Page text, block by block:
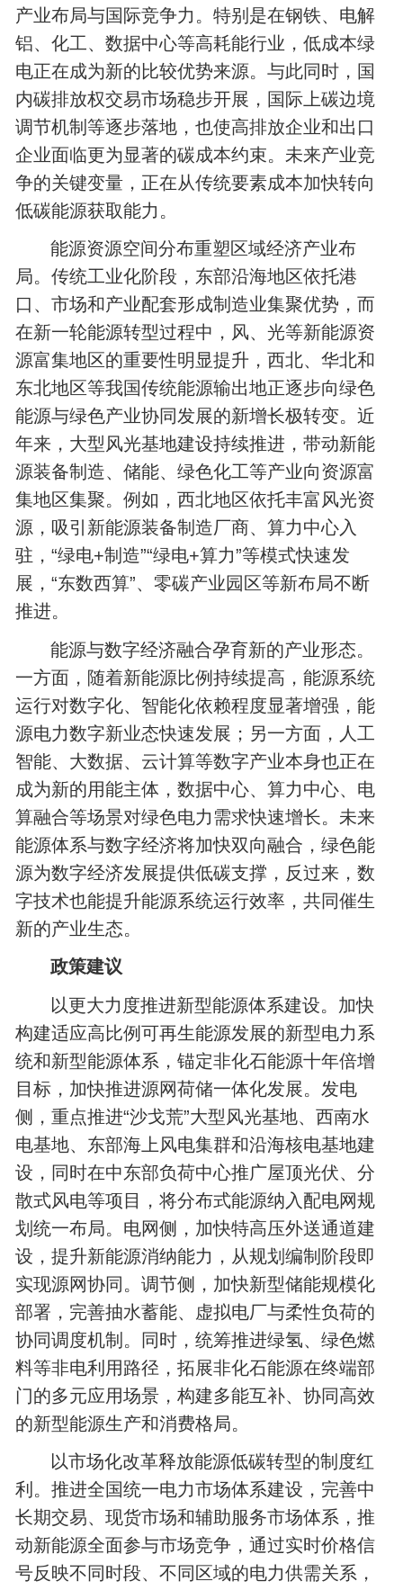
产业布局与国际竞争力。特别是在钢铁、电解
铝、化工、数据中心等高耗能行业，低成本绿
电正在成为新的比较优势来源。与此同时，国
内碳排放权交易市场稳步开展，国际上碳边境
调节机制等逐步落地，也使高排放企业和出口
企业面临更为显著的碳成本约束。未来产业竞
争的关键变量，正在从传统要素成本加快转向
低碳能源获取能力。
能源资源空间分布重塑区域经济产业布
局。传统工业化阶段，东部沿海地区依托港
口、市场和产业配套形成制造业集聚优势，而
在新一轮能源转型过程中，风、光等新能源资
源富集地区的重要性明显提升，西北、华北和
东北地区等我国传统能源输出地正逐步向绿色
能源与绿色产业协同发展的新增长极转变。近
年来，大型风光基地建设持续推进，带动新能
源装备制造、储能、绿色化工等产业向资源富
集地区集聚。例如，西北地区依托丰富风光资
源，吸引新能源装备制造厂商、算力中心入
驻，“绿电+制造”“绿电+算力”等模式快速发
展，“东数西算”、零碳产业园区等新布局不断
推进。
能源与数字经济融合孕育新的产业形态。
一方面，随着新能源比例持续提高，能源系统
运行对数字化、智能化依赖程度显著增强，能
源电力数字新业态快速发展；另一方面，人工
智能、大数据、云计算等数字产业本身也正在
成为新的用能主体，数据中心、算力中心、电
算融合等场景对绿色电力需求快速增长。未来
能源体系与数字经济将加快双向融合，绿色能
源为数字经济发展提供低碳支撑，反过来，数
字技术也能提升能源系统运行效率，共同催生
新的产业生态。
政策建议
以更大力度推进新型能源体系建设。加快
构建适应高比例可再生能源发展的新型电力系
统和新型能源体系，锚定非化石能源十年倍增
目标，加快推进源网荷储一体化发展。发电
侧，重点推进“沙戈荒”大型风光基地、西南水
电基地、东部海上风电集群和沿海核电基地建
设，同时在中东部负荷中心推广屋顶光伏、分
散式风电等项目，将分布式能源纳入配电网规
划统一布局。电网侧，加快特高压外送通道建
设，提升新能源消纳能力，从规划编制阶段即
实现源网协同。调节侧，加快新型储能规模化
部署，完善抽水蓄能、虚拟电厂与柔性负荷的
协同调度机制。同时，统筹推进绿氢、绿色燃
料等非电利用路径，拓展非化石能源在终端部
门的多元应用场景，构建多能互补、协同高效
的新型能源生产和消费格局。
以市场化改革释放能源低碳转型的制度红
利。推进全国统一电力市场体系建设，完善中
长期交易、现货市场和辅助服务市场体系，推
动新能源全面参与市场竞争，通过实时价格信
号反映不同时段、不同区域的电力供需关系，